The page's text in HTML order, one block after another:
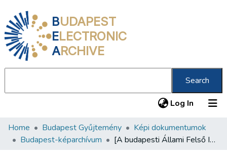
BUDAPEST
ELECTRONIC
ARCHIVE
Search
Log In (current)
Communities & Collections
Home Budapest Gyűjtemény
Képi dokumentumok
Budapest-képarchívum
[A budapesti Állami Felső Ipariskola belső részletei]